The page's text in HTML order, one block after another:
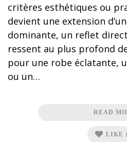
critères esthétiques ou
devient une extension
dominante, un reflet direct
ressent au plus profond
pour une robe éclatante,
ou un…
READ
LIKE